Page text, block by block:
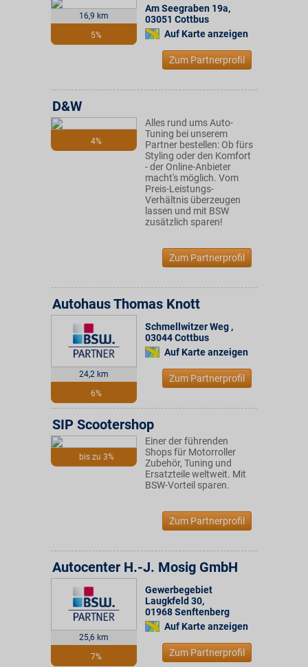
16,9 km
5%
Am Seegraben 19a,
03051 Cottbus
Auf Karte anzeigen
Zum Partnerprofil
4%
D&W
Alles rund ums Auto-
Tuning bei unserem
Partner bestellen: Ob fürs
Styling oder den Komfort
- der Online-Anbieter
macht's möglich. Vom
Preis-Leistungs-
Verhältnis überzeugen
lassen und mit BSW
zusätzlich sparen!
Zum Partnerprofil
24,2 km
6%
Autohaus Thomas Knott
Schmellwitzer Weg ,
03044Cottbus
Auf Karte anzeigen
Zum Partnerprofil
bis zu 3%
SIP Scootershop
Einer der führenden
Shops für Motorroller
Zubehör, Tuning und
Ersatzteile weltweit. Mit
BSW-Vorteil sparen.
Zum Partnerprofil
25,6 km
7%
Autocenter H.-J. Mosig GmbH
Gewerbegebiet
Laugkfeld 30,
01968Senftenberg
Auf Karte anzeigen
Zum Partnerprofil